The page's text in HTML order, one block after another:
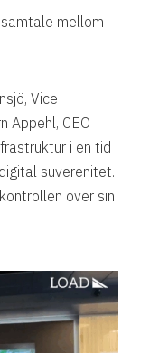
mellom
Vice
Appehl, CEO
i en tid
suverenitet.
over sin